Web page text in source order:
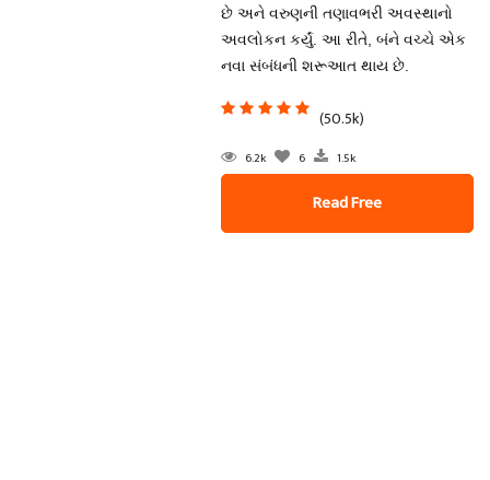
છે અને વરુણની તણાવભરી અવસ્થાનો
અવલોકન કર્યું. આ રીતે, બંને વચ્ચે એક
નવા સંબંધની શરૂઆત થાય છે.
(50.5k)
6.2k 6 1.5k
Read Free